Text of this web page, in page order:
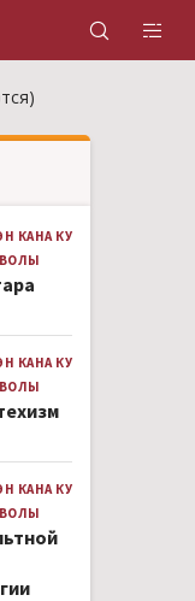
КАНА КУ
КАНА КУ
КАНА КУ